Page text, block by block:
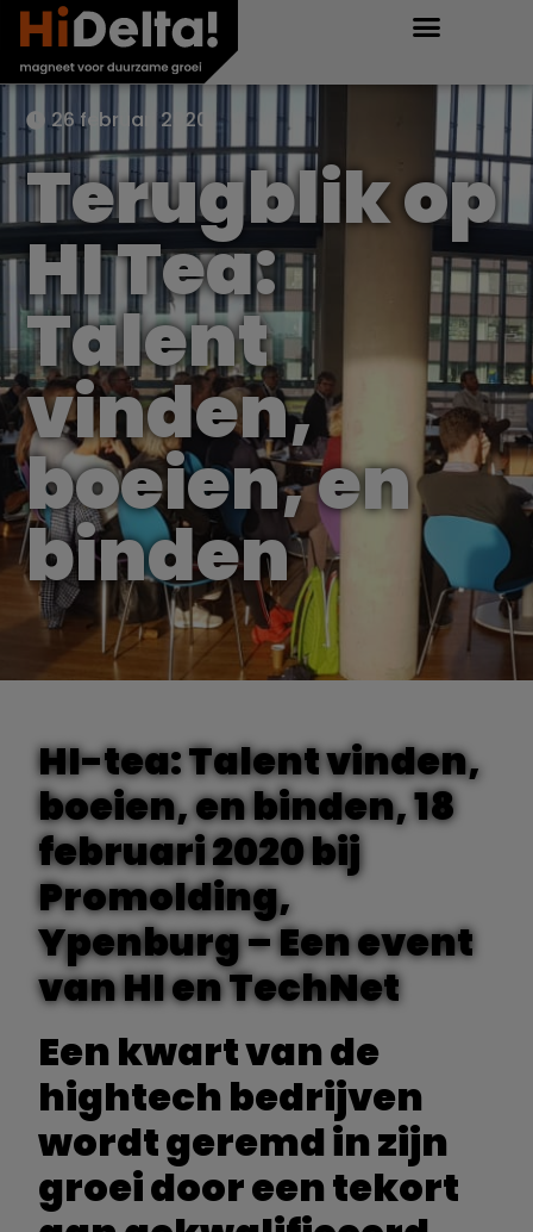
26 februari 2020
Terugblik op
HI Tea:
Talent
vinden,
boeien, en
binden
HI-tea: Talent vinden,
boeien, en binden, 18
februari 2020 bij
Promolding,
Ypenburg – Een event
van HI en TechNet
Een kwart van de
hightech bedrijven
wordt geremd in zijn
groei door een tekort